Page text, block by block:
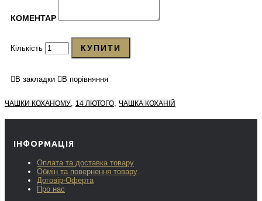
КОМЕНТАР
Кількість КУПИТИ
В закладки В порівняння
ЧАШКИ КОХАНОМУ, 14 ЛЮТОГО, ЧАШКА КОХАНІЙ
ІНФОРМАЦІЯ
Оплата та доставка товару
Обмін та повернення товару
Договір-Оферта
Про нас